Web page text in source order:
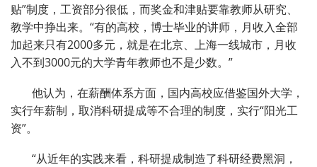
贴”制度，工资部分很低，而奖金和津贴要靠教师从研究、
教学中挣出来。“有的高校，博士毕业的讲师，月收入全部
加起来只有2000多元，就是在北京、上海一线城市，月收
入不到3000元的大学青年教师也不是少数。”
他认为，在薪酬体系方面，国内高校应借鉴国外大学，
实行年薪制，取消科研提成等不合理的制度，实行“阳光工
资”。
“从近年的实践来看，科研提成制造了科研经费黑洞，